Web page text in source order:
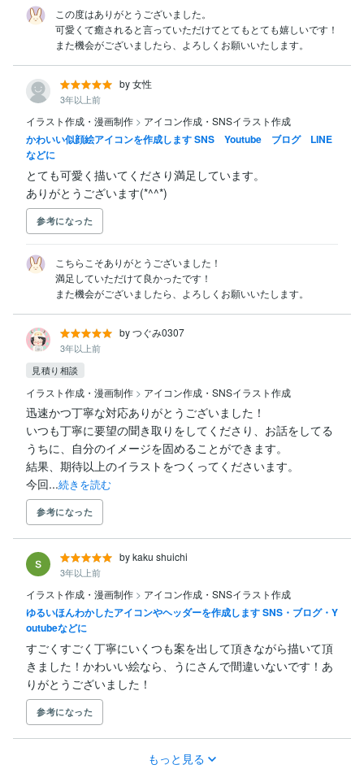
この度はありがとうございました。
可愛くて癒されると言っていただけてとてもとても嬉しいです！
また機会がございましたら、よろしくお願いいたします。
by 女性
3年以上前
イラスト作成・漫画制作 > アイコン作成・SNSイラスト作成
かわいい似顔絵アイコンを作成します SNS Youtube ブログ LINE
などに
とても可愛く描いてくださり満足しています。
ありがとうございます(*^^*)
参考になった
こちらこそありがとうございました！
満足していただけて良かったです！
また機会がございましたら、よろしくお願いいたします。
by つぐみ0307
3年以上前
見積り相談
イラスト作成・漫画制作 > アイコン作成・SNSイラスト作成
迅速かつ丁寧な対応ありがとうございました！
いつも丁寧に要望の聞き取りをしてくださり、お話をしてる
うちに、自分のイメージを固めることができます。
結果、期待以上のイラストをつくってくださいます。
今回...続きを読む
参考になった
by kaku shuichi
3年以上前
イラスト作成・漫画制作 > アイコン作成・SNSイラスト作成
ゆるいほんわかしたアイコンやヘッダーを作成します SNS・ブログ・Y
outubeなどに
すごくすごく丁寧にいくつも案を出して頂きながら描いて頂
きました！かわいい絵なら、うにさんで間違いないです！あ
りがとうございました！
参考になった
もっと見る